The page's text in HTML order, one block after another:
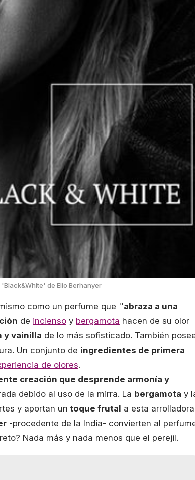
de Elio Berhanyer
como un perfume que ''abraza a una
de incienso y bergamota hacen de su olor
y vainilla de lo más sofisticado. También
Un conjunto de ingredientes de primera
de olores.
creación que desprende armonía y
debido al uso de la mirra. La bergamota y
y aportan un toque frutal a esta arrolladora
-procedente de la India- convierten al
Nada más y nada menos que el perejil.